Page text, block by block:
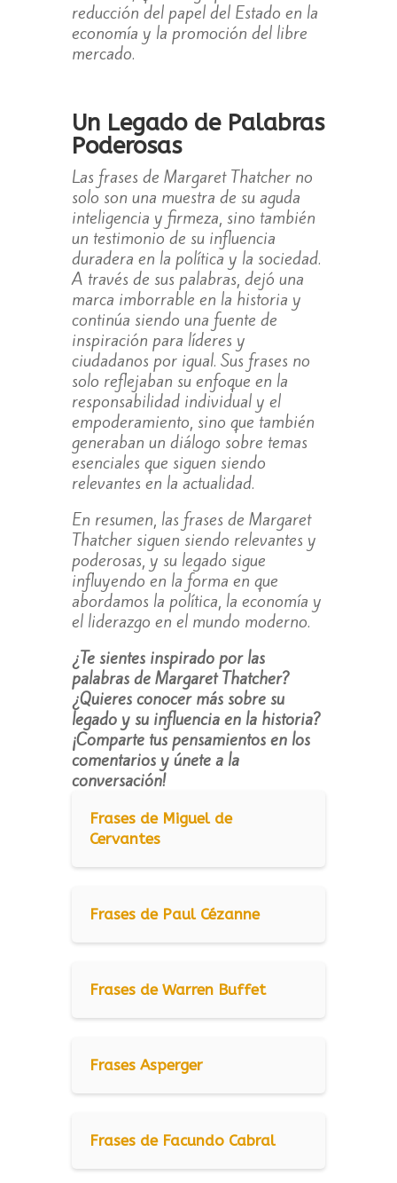
reducción del papel del Estado en la
economía y la promoción del libre
mercado.
Un Legado de Palabras
Poderosas
Las frases de Margaret Thatcher no
solo son una muestra de su aguda
inteligencia y firmeza, sino también
un testimonio de su influencia
duradera en la política y la sociedad.
A través de sus palabras, dejó una
marca imborrable en la historia y
continúa siendo una fuente de
inspiración para líderes y
ciudadanos por igual. Sus frases no
solo reflejaban su enfoque en la
responsabilidad individual y el
empoderamiento, sino que también
generaban un diálogo sobre temas
esenciales que siguen siendo
relevantes en la actualidad.
En resumen, las frases de Margaret
Thatcher siguen siendo relevantes y
poderosas, y su legado sigue
influyendo en la forma en que
abordamos la política, la economía y
el liderazgo en el mundo moderno.
¿Te sientes inspirado por las
palabras de Margaret Thatcher?
¿Quieres conocer más sobre su
legado y su influencia en la historia?
¡Comparte tus pensamientos en los
comentarios y únete a la
conversación!
Frases de Miguel de
Cervantes
Frases de Paul Cézanne
Frases de Warren Buffet
Frases Asperger
Frases de Facundo Cabral